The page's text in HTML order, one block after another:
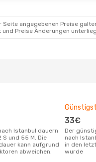
Seite angegebenen Preise
Preise Änderungen
und 55 M. Die
kann aufgrund
abweichen.
33€
Der günstigste einfache Flug von Zürich
nach
in den
wurde